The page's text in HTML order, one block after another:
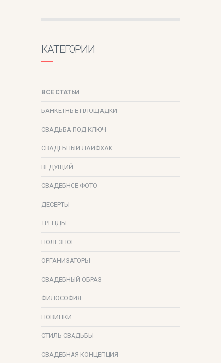
КАТЕГОРИИ
ВСЕ СТАТЬИ
БАНКЕТНЫЕ ПЛОЩАДКИ
СВАДЬБА ПОД КЛЮЧ
СВАДЕБНЫЙ ЛАЙФХАК
ВЕДУЩИЙ
СВАДЕБНОЕ ФОТО
ДЕСЕРТЫ
ТРЕНДЫ
ПОЛЕЗНОЕ
ОРГАНИЗАТОРЫ
СВАДЕБНЫЙ ОБРАЗ
ФИЛОСОФИЯ
НОВИНКИ
СТИЛЬ СВАДЬБЫ
СВАДЕБНАЯ КОНЦЕПЦИЯ